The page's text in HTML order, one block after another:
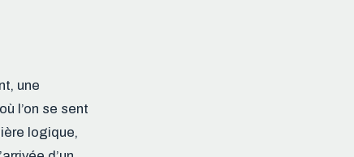
une
l’on se sent
logique,